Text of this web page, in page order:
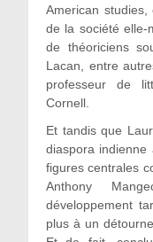
American
de la société elle-
de théoriciens
Lacan, entre
professeur de
Cornell.
Et tandis que
diaspora indienne
figures centrales
Anthony
développement
plus à un